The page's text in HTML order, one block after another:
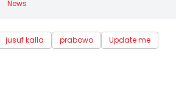
News
jusuf kalla prabowo Update me